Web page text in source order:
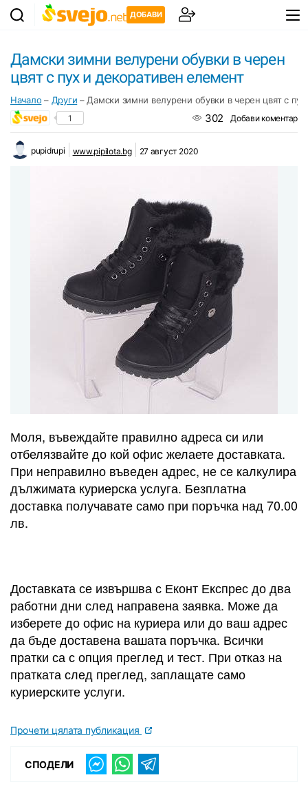
ДОБАВИ
Дамски зимни велурени обувки в черен
цвят с пух и декоративен елемент
Начало – Други – Дамски зимни велурени обувки в черен цвят с
1 302 Добави коментар
pupidrupi www.pipilota.bg 27 август 2020
Моля, въвеждайте правилно адреса си или
отбелязвайте до кой офис желаете доставката.
При неправилно въведен адрес, не се калкулира
дължимата куриерска услуга. Безплатна
доставка получавате само при поръчка над 70.00
лв.
Доставката се извършва с Еконт Експрес до два
работни дни след направена заявка. Може да
изберете до офис на куриера или до ваш адрес
да бъде доставена вашата поръчка. Всички
пратки са с опция преглед и тест. При отказ на
пратката след преглед, заплащате само
куриерските услуги.
Прочети цялата публикация
СПОДЕЛИ